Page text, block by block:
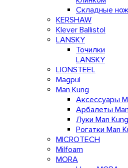
Складные
KERSHAW
Klever Ballistol
LANSKY
Точилки
LANSKY
LIONSTEEL
Magpul
Man Kung
Аксессуары
Арбалеты
Луки Man Kung
Рогатки Man
MICROTECH
Milfoam
MORA